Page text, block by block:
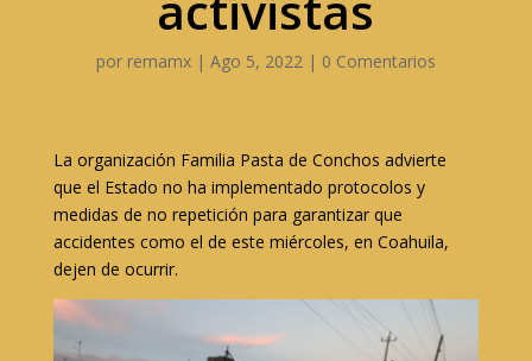
por remamx| Ago 5, 2022| 0 Comentarios
La organización Familia Pasta de Conchos advierte
que el Estado no ha implementado protocolos y
medidas de no repetición para garantizar que
accidentes como el de este miércoles, en Coahuila,
dejen de ocurrir.